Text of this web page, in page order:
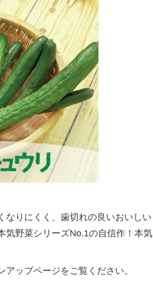
なりにくく、歯切れの良いおいしい
気野菜シリーズNo.1の自信作！本気
ップページをご覧ください。